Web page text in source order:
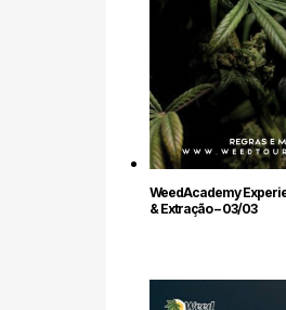
WeedAcademy
& Extração – 03/03